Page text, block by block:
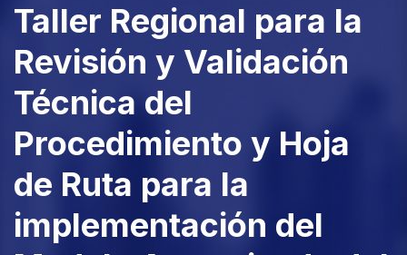
Taller Regional para la
Revisión y Validación
Técnica del
Procedimiento y Hoja
de Ruta para la
implementación del